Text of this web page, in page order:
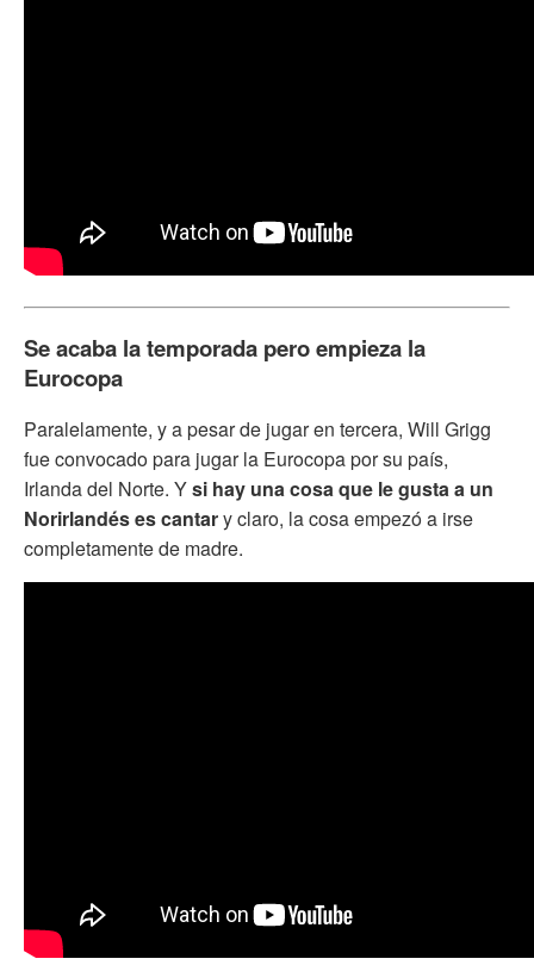
Se acaba la temporada pero empieza la
Eurocopa
Paralelamente, y a pesar de jugar en tercera, Will Grigg
fue convocado para jugar la Eurocopa por su país,
Irlanda del Norte. Ysi hay una cosa que le gusta a un
Norirlandés es cantary claro, la cosa empezó a irse
completamente de madre.